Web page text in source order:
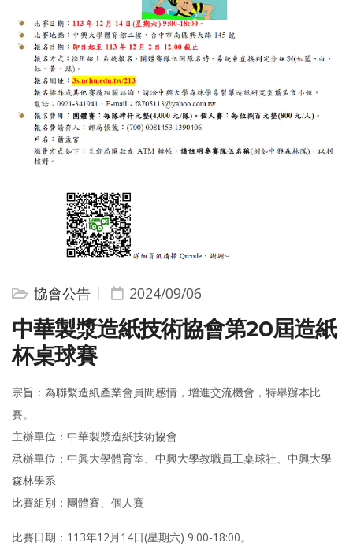
協會公告 2024/09/06
中華製漿造紙技術協會第20屆造紙
杯桌球賽
宗旨：為聯繫造紙產業會員間感情，增進交流機會，特舉辦本比
賽。
主辦單位：中華製漿造紙技術協會
承辦單位：中興大學體育室、中興大學教職員工桌球社、中興大學
森林學系
比賽組別：團體賽、個人賽
比賽日期：113年12月14日(星期六) 9:00-18:00。